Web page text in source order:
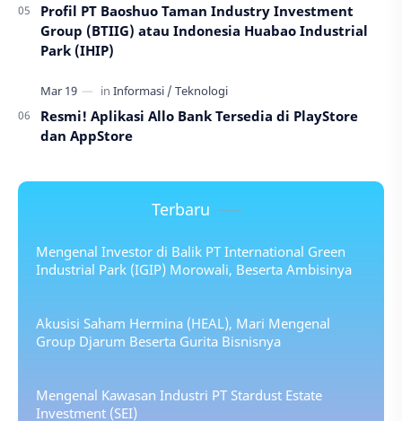
Profil PT Baoshuo Taman Industry Investment
Group (BTIIG) atau Indonesia Huabao Industrial
Park (IHIP)
Resmi! Aplikasi Allo Bank Tersedia di PlayStore
dan AppStore
Terbaru
Mengenal Investor di Balik PT International Green
Industrial Park (IGIP) Morowali, Beserta Ambisinya
Akusisi Saham Hermina (HEAL), Mari Mengenal
Group Djarum Beserta Gurita Bisnisnya
Mengenal Kawasan Industri PT Stardust Estate
Investment (SEI)